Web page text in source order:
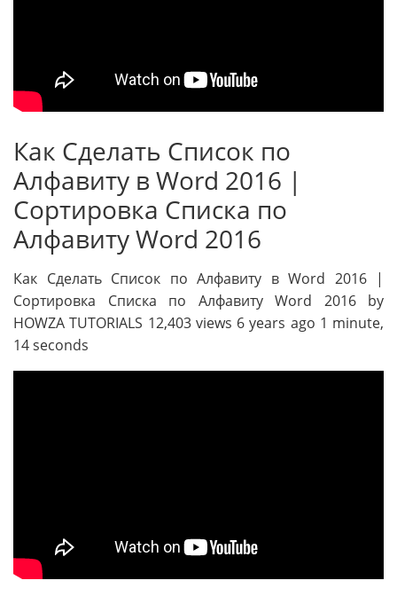
Как Сделать Список по
Алфавиту в Word 2016 |
Сортировка Списка по
Алфавиту Word 2016
Как Сделать Список по Алфавиту в Word 2016 |
Сортировка Списка по Алфавиту Word 2016 by
HOWZA TUTORIALS 12,403 views 6 years ago 1 minute,
14 seconds